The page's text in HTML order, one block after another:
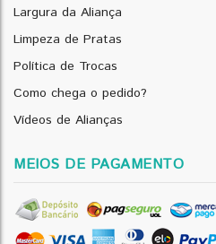
Largura da Aliança
Limpeza de Pratas
Política de Trocas
Como chega o pedido?
Vídeos de Alianças
MEIOS DE PAGAMENTO